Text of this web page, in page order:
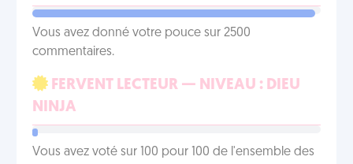
Vous avez donné votre pouce sur 2500
commentaires.
FERVENT LECTEUR — NIVEAU : DIEU
NINJA
Vous avez voté sur 100 pour 100 de l'ensemble des